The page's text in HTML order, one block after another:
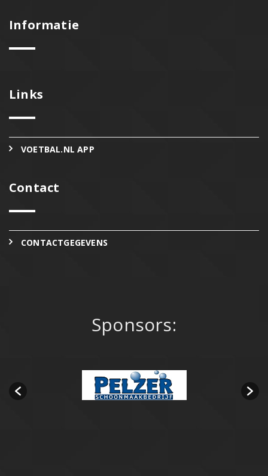
Informatie
Links
VOETBAL.NL APP
Contact
CONTACTGEGEVENS
Sponsors: